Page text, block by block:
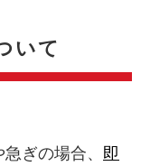
いて
ぎの場合、 即